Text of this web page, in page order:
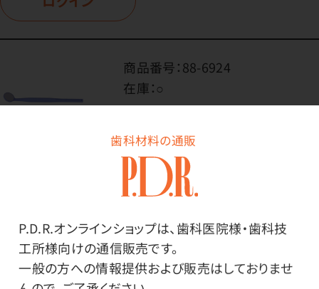
歯科材料の通販
P.D.R.オンラインショップは、歯科医院様・歯科技
工所様向けの通信販売です。
一般の方への情報提供および販売はしておりませ
商品番号：88-6924
在庫：○
高反射ミラー ゲージ付き
価格はログイン後表示